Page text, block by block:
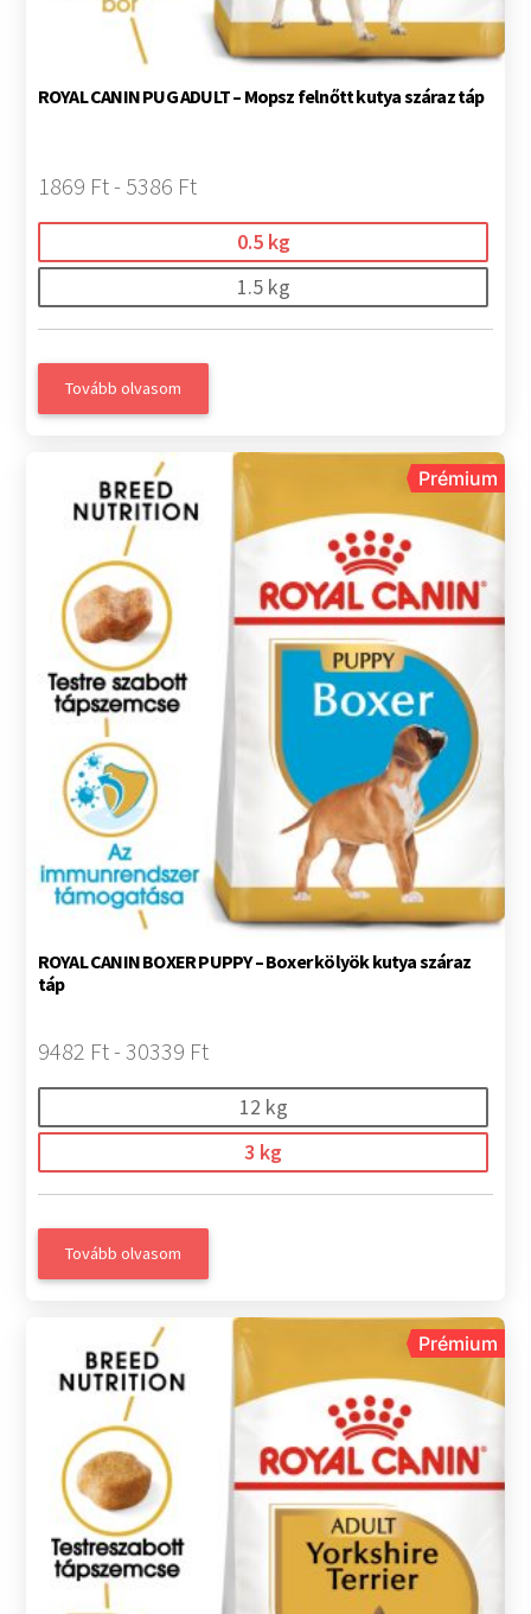
ROYAL CANIN PUG ADULT – Mopsz felnőtt kutya száraz táp
1869 Ft - 5386 Ft
0.5 kg
1.5 kg
Tovább olvasom
Prémium
ROYAL CANIN BOXER PUPPY – Boxer kölyök kutya száraz
táp
9482 Ft - 30339 Ft
12 kg
3 kg
Tovább olvasom
Prémium